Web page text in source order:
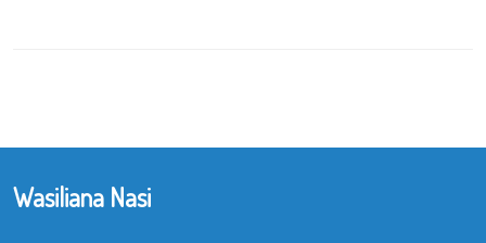
Wasiliana Nasi